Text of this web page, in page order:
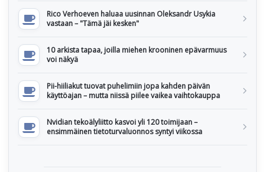
Rico Verhoeven haluaa uusinnan Oleksandr Usykia
vastaan – "Tämä jäi kesken"
10 arkista tapaa, joilla miehen krooninen epävarmuus
voi näkyä
Pii-hiiliakut tuovat puhelimiin jopa kahden päivän
käyttöajan – mutta niissä piilee vaikea vaihtokauppa
Nvidian tekoälyliitto kasvoi yli 120 toimijaan –
ensimmäinen tietoturvaluonnos syntyi viikossa